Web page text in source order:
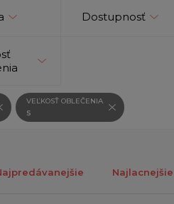
Dostupnosť
VEĽKOSŤ OBLEČENIA
s
Najlacnejšie